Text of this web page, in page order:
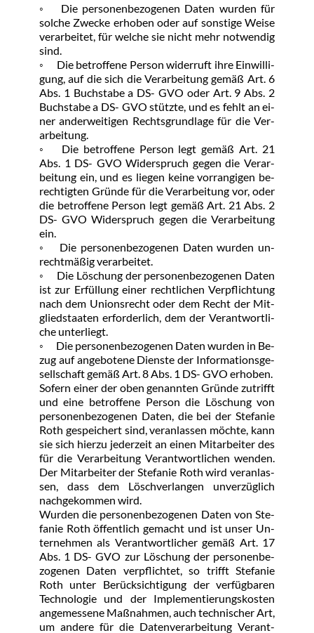
◦	Die per­so­nen­be­zo­ge­nen Da­ten wur­den für
sol­che Zwe­cke er­ho­ben oder auf sons­ti­ge Wei­se
ver­ar­bei­tet, für wel­che sie nicht mehr not­wen­dig
sind.
◦	Die be­trof­fe­ne Per­son wi­der­ruft ih­re Ein­wil­li­
gung, auf die sich die Ver­ar­bei­tung ge­mäß Art. 6
Abs. 1 Buch­sta­be a DS- GVO oder Art. 9 Abs. 2
Buch­sta­be a DS- GVO stütz­te, und es fehlt an ei­
ner an­der­wei­ti­gen Rechts­grund­la­ge für die Ver­
ar­bei­tung.
◦	Die be­trof­fe­ne Per­son legt ge­mäß Art. 21
Abs. 1 DS- GVO Wi­der­spruch ge­gen die Ver­ar­
bei­tung ein, und es lie­gen kei­ne vor­ran­gi­gen be­
rech­tig­ten Grün­de für die Ver­ar­bei­tung vor, oder
die be­trof­fe­ne Per­son legt ge­mäß Art. 21 Abs. 2
DS- GVO Wi­der­spruch ge­gen die Ver­ar­bei­tung
ein.
◦	Die per­so­nen­be­zo­ge­nen Da­ten wur­den un­
recht­mä­ßig ver­ar­bei­tet.
◦	Die Lö­schung der per­so­nen­be­zo­ge­nen Da­ten
ist zur Er­fül­lung ei­ner recht­li­chen Ver­pflich­tung
nach dem Uni­ons­recht oder dem Recht der Mit­
glied­staa­ten er­for­der­lich, dem der Ver­ant­wort­li­
che un­ter­liegt.
◦	Die per­so­nen­be­zo­ge­nen Da­ten wur­den in Be­
zug auf an­ge­bo­te­ne Diens­te der In­for­ma­ti­ons­ge­
sell­schaft ge­mäß Art. 8 Abs. 1 DS- GVO er­ho­ben.
So­fern ei­ner der oben ge­nann­ten Grün­de zu­trifft
und ei­ne be­trof­fe­ne Per­son die Lö­schung von
per­so­nen­be­zo­ge­nen Da­ten, die bei der Ste­fa­nie
Roth ge­spei­chert sind, ver­an­las­sen möch­te, kann
sie sich hier­zu je­der­zeit an ei­nen Mit­ar­bei­ter des
für die Ver­ar­bei­tung Ver­ant­wort­li­chen wen­den.
Der Mit­ar­bei­ter der Ste­fa­nie Roth wird ver­an­las­
sen, dass dem Lösch­ver­lan­gen un­ver­züg­lich
nach­ge­kom­men wird.
Wur­den die per­so­nen­be­zo­ge­nen Da­ten von Ste­
fa­nie Roth öf­f­ent­lich ge­macht und ist un­ser Un­
ter­neh­men als Ver­ant­wort­li­cher ge­mäß Art. 17
Abs. 1 DS- GVO zur Lö­schung der per­so­nen­be­
zo­ge­nen Da­ten ver­pflich­tet, so trifft Ste­fa­nie
Roth un­ter Be­rück­sich­ti­gung der ver­füg­ba­ren
Tech­no­lo­gie und der Im­ple­men­tie­rungs­kos­ten
an­ge­mes­se­ne Maß­nah­men, auch tech­ni­scher Art,
um an­de­re für die Da­ten­ver­ar­bei­tung Ver­ant­